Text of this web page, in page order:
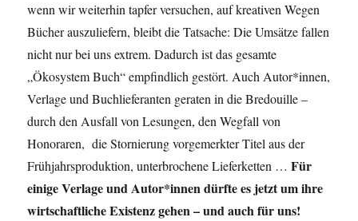
wenn wir weiterhin tapfer versuchen, auf kreativen Wegen
Bücher auszuliefern, bleibt die Tatsache: Die Umsätze fallen
nicht nur bei uns extrem. Dadurch ist das gesamte
„Ökosystem Buch“ empfindlich gestört. Auch Autor*innen,
Verlage und Buchlieferanten geraten in die Bredouille –
durch den Ausfall von Lesungen, den Wegfall von
Honoraren, die Stornierung vorgemerkter Titel aus der
Frühjahrsproduktion, unterbrochene Lieferketten …Für
einigeVerlage und Autor*innendürfte es jetzt um ihre
wirtschaftliche Existenz gehen – und auch für uns!